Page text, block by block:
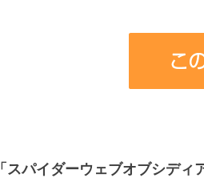
「スパイダーウェブオブシデ